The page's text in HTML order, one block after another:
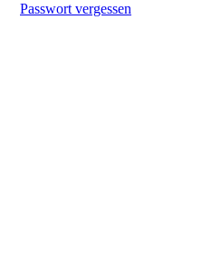
Passwort vergessen